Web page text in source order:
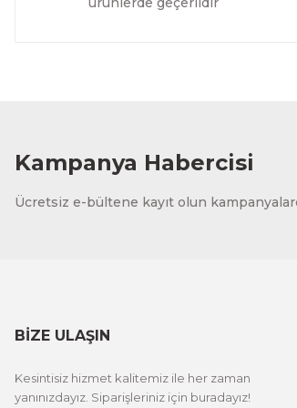
4.405,62 TL
ÜRÜNÜ İNCELE
Kampanya Habercisi
Ücretsiz e-bültene kayıt olun
BİZE ULAŞIN
Kesintisiz hizmet kalitemiz ile her zaman
yanınızdayız. Siparişleriniz için buradayız!